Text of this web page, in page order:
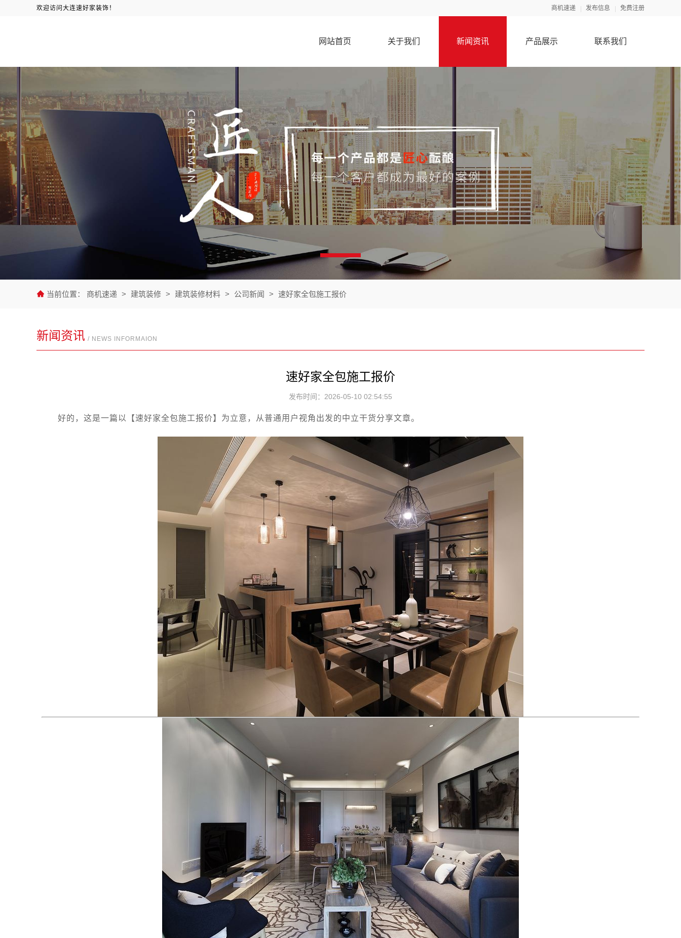
欢迎访问大连速好家装饰！ 商机速递 发布信息 免费注册
网站首页 关于我们 新闻资讯 产品展示 联系我们
当前位置： 商机速递 > 建筑装修 > 建筑装修材料 > 公司新闻 > 速好家全包施工报价
新闻资讯 / NEWS INFORMAION
速好家全包施工报价
发布时间：2026-05-10 02:54:55
好的，这是一篇以【速好家全包施工报价】为立意，从普通用户视角出发的中立干货分享文章。